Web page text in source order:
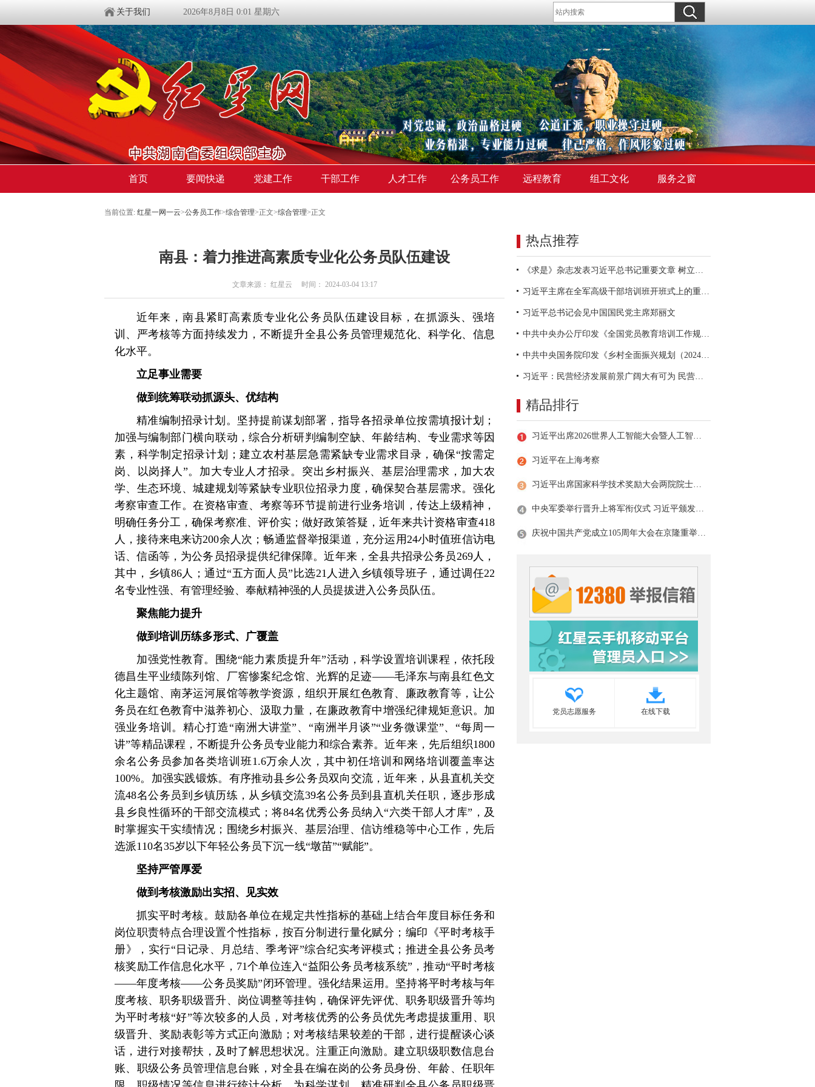
关于我们 2026年8月8日 0:01 星期六
首页 要闻快递 党建工作 干部工作 人才工作 公务员工作 远程教育 组工文化 服务之窗
当前位置: 红星一网一云>公务员工作>综合管理>正文>综合管理>正文
南县：着力推进高素质专业化公务员队伍建设
文章来源： 红星云 时间： 2024-03-04 13:17
近年来，南县紧盯高素质专业化公务员队伍建设目标，在抓源头、强培
训、严考核等方面持续发力，不断提升全县公务员管理规范化、科学化、信息
化水平。
立足事业需要
做到统筹联动抓源头、优结构
精准编制招录计划。坚持提前谋划部署，指导各招录单位按需填报计划；
加强与编制部门横向联动，综合分析研判编制空缺、年龄结构、专业需求等因
素，科学制定招录计划；建立农村基层急需紧缺专业需求目录，确保“按需定
岗、以岗择人”。加大专业人才招录。突出乡村振兴、基层治理需求，加大农
学、生态环境、城建规划等紧缺专业职位招录力度，确保契合基层需求。强化
考察审查工作。在资格审查、考察等环节提前进行业务培训，传达上级精神，
明确任务分工，确保考察准、评价实；做好政策答疑，近年来共计资格审查418
人，接待来电来访200余人次；畅通监督举报渠道，充分运用24小时值班信访电
话、信函等，为公务员招录提供纪律保障。近年来，全县共招录公务员269人，
其中，乡镇86人；通过“五方面人员”比选21人进入乡镇领导班子，通过调任22
名专业性强、有管理经验、奉献精神强的人员提拔进入公务员队伍。
聚焦能力提升
做到培训历练多形式、广覆盖
加强党性教育。围绕“能力素质提升年”活动，科学设置培训课程，依托段
德昌生平业绩陈列馆、厂窖惨案纪念馆、光辉的足迹——毛泽东与南县红色文
化主题馆、南茅运河展馆等教学资源，组织开展红色教育、廉政教育等，让公
务员在红色教育中滋养初心、汲取力量，在廉政教育中增强纪律规矩意识。加
强业务培训。精心打造“南洲大讲堂”、“南洲半月谈”“业务微课堂”、“每周一
讲”等精品课程，不断提升公务员专业能力和综合素养。近年来，先后组织1800
余名公务员参加各类培训班1.6万余人次，其中初任培训和网络培训覆盖率达
100%。加强实践锻炼。有序推动县乡公务员双向交流，近年来，从县直机关交
流48名公务员到乡镇历练，从乡镇交流39名公务员到县直机关任职，逐步形成
县乡良性循环的干部交流模式；将84名优秀公务员纳入“六类干部人才库”，及
时掌握实干实绩情况；围绕乡村振兴、基层治理、信访维稳等中心工作，先后
选派110名35岁以下年轻公务员下沉一线“墩苗”“赋能”。
坚持严管厚爱
做到考核激励出实招、见实效
抓实平时考核。鼓励各单位在规定共性指标的基础上结合年度目标任务和
岗位职责特点合理设置个性指标，按百分制进行量化赋分；编印《平时考核手
册》，实行“日记录、月总结、季考评”综合纪实考评模式；推进全县公务员考
核奖励工作信息化水平，71个单位连入“益阳公务员考核系统”，推动“平时考核
——年度考核——公务员奖励”闭环管理。强化结果运用。坚持将平时考核与年
度考核、职务职级晋升、岗位调整等挂钩，确保评先评优、职务职级晋升等均
为平时考核“好”等次较多的人员，对考核优秀的公务员优先考虑提拔重用、职
级晋升、奖励表彰等方式正向激励；对考核结果较差的干部，进行提醒谈心谈
话，进行对接帮扶，及时了解思想状况。注重正向激励。建立职级职数信息台
账、职级公务员管理信息台账，对全县在编在岗的公务员身份、年龄、任职年
热点推荐
《求是》杂志发表习近平总书记重要文章 树立和践行正确政绩观
习近平主席在全军高级干部培训班开班式上的重要讲话引领全军开展思想整风、深化政治整训
习近平总书记会见中国国民党主席郑丽文
中共中央办公厅印发《全国党员教育培训工作规划（2024－2028年）》
中共中央国务院印发《乡村全面振兴规划（2024—2027年）》
习近平：民营经济发展前景广阔大有可为 民营企业和民营企业家大显身手正当其时
精品排行
习近平出席2026世界人工智能大会暨人工智能全球治理高级别会议开幕式并发表主旨讲话
习近平在上海考察
习近平出席国家科学技术奖励大会两院院士大会中国科协第十一次全国代表大会并发表重要讲话
中央军委举行晋升上将军衔仪式 习近平颁发命令状并向晋衔的军官表示祝贺
庆祝中国共产党成立105周年大会在京隆重举行 习近平发表重要讲话
党员志愿服务 在线下载